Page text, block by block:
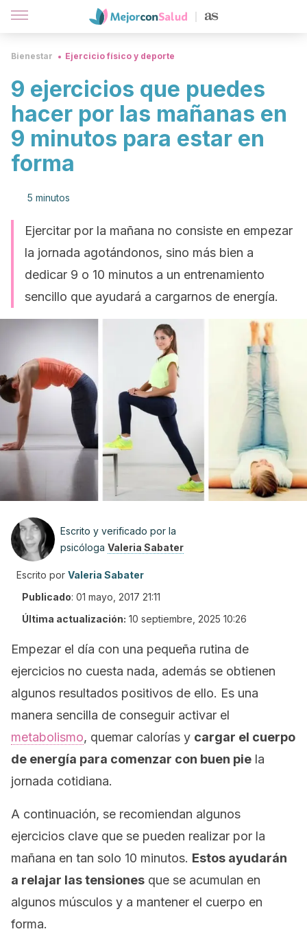
Bienestar Ejercicio físico y deporte
9 ejercicios que puedes
hacer por las mañanas en
9 minutos para estar en
forma
5 minutos
Ejercitar por la mañana no consiste en empezar
la jornada agotándonos, sino más bien a
dedicar 9 o 10 minutos a un entrenamiento
sencillo que ayudará a cargarnos de energía.
Escrito y verificado por la
psicóloga Valeria Sabater
Escrito por Valeria Sabater
Publicado: 01 mayo, 2017 21:11
Última actualización: 10 septiembre, 2025 10:26
Empezar el día con una pequeña rutina de
ejercicios no cuesta nada, además se obtienen
algunos resultados positivos de ello. Es una
manera sencilla de conseguir activar el
metabolismo, quemar calorías y cargar el cuerpo
de energía para comenzar con buen pie la
jornada cotidiana.
A continuación, se recomiendan algunos
ejercicios clave que se pueden realizar por la
mañana en tan solo 10 minutos. Estos ayudarán
a relajar las tensiones que se acumulan en
algunos músculos y a mantener el cuerpo en
forma.